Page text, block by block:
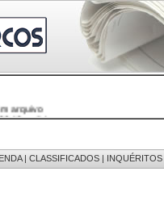
arquivo
notícias
mensagens
registos
| CLASSIFICADOS | INQUÉRITOS